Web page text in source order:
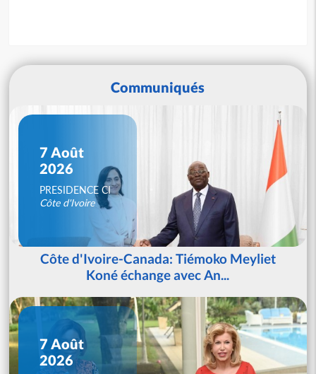
Communiqués
7 Août
2026
PRESIDENCE CI
Côte d'Ivoire
Côte d'Ivoire-Canada: Tiémoko Meyliet
Koné échange avec An...
7 Août
2026